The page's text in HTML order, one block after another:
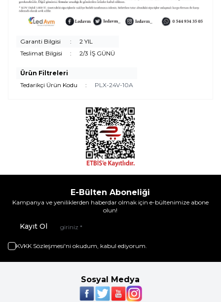
Garanti Bilgisi :
2 YIL
Teslimat Bilgisi
: 2/3 İŞ GÜNÜ
Ürün Filtreleri
Tedarikçi Ürün Kodu
: PLX-24V-10A
E-Bülten Aboneliği
Kampanya ve yeniliklerden haberdar olmak için e-bültenimize abone
olun!
Kayıt Ol
KVKK Sözleşmesi'ni okudum, kabul ediyorum.
Sosyal Medya